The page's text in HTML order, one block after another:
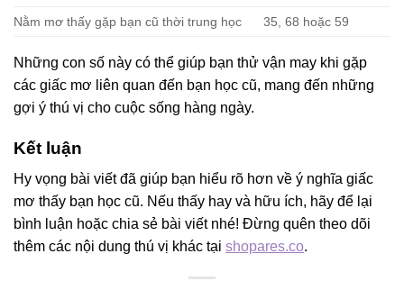
Nằm mơ thấy gặp bạn cũ thời trung học 35, 68 hoặc 59
Những con số này có thể giúp bạn thử vận may khi gặp
các giấc mơ liên quan đến bạn học cũ, mang đến những
gợi ý thú vị cho cuộc sống hàng ngày.
Kết luận
Hy vọng bài viết đã giúp bạn hiểu rõ hơn về ý nghĩa giấc
mơ thấy bạn học cũ. Nếu thấy hay và hữu ích, hãy để lại
bình luận hoặc chia sẻ bài viết nhé! Đừng quên theo dõi
thêm các nội dung thú vị khác tại shopares.co.